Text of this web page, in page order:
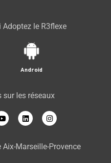
Adoptez le R3flexe
Android
sur les réseaux
Marseille-Provence